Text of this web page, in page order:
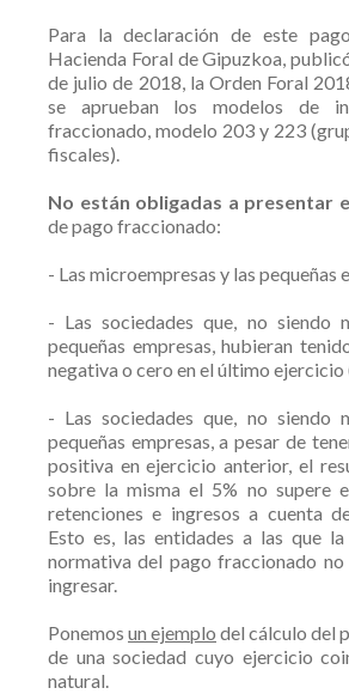
Para la declaración de este
Hacienda Foral de Gipuzkoa,
de julio de 2018, la Orden Foral
se aprueban los modelos de
fraccionado, modelo 203 y 223
fiscales).
No están obligadas a presentar
de pago fraccionado:
- Las microempresas y las pequeñas
- Las sociedades que, no siendo
pequeñas empresas, hubieran
negativa o cero en el último ejercicio
- Las sociedades que, no siendo
pequeñas empresas, a pesar de
positiva en ejercicio anterior, el
sobre la misma el 5% no supere
retenciones e ingresos a cuenta
Esto es, las entidades a las que
normativa del pago fraccionado
ingresar.
Ponemos un ejemplo del cálculo del
de una sociedad cuyo ejercicio
natural.